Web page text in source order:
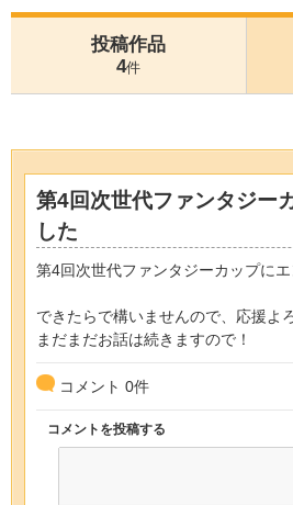
投稿作品
4件
第4回次世代ファンタジー
した
第4回次世代ファンタジーカップにエ
できたらで構いませんので、応援よ
まだまだお話は続きますので！
コメント 0件
コメントを投稿する